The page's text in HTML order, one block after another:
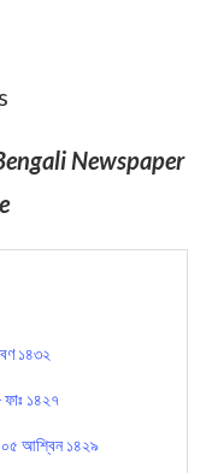
Newspaper
১৪৩২
১৪২৭
০৫ আশ্বিন ১৪২৯